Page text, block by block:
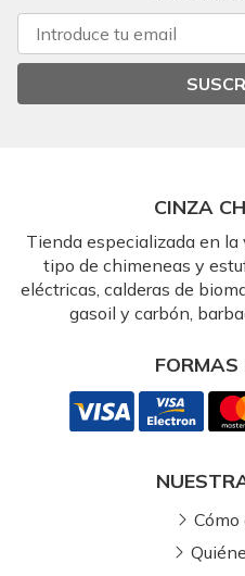
CINZA
Tienda especializada en
tipo de chimeneas y
eléctricas, calderas de
gasoil y carbón,
FORMAS
Cómo